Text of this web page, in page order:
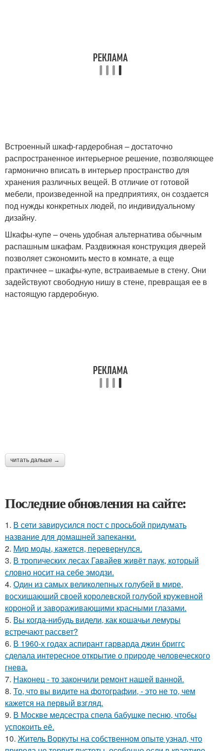
Встроенный шкаф-гардеробная – достаточно
распространенное интерьерное решение, позволяющее
гармонично вписать в интерьер пространство для
хранения различных вещей. В отличие от готовой
мебели, произведенной на предприятиях, он создается
под нужды конкретных людей, по индивидуальному
дизайну.
Шкафы-купе – очень удобная альтернатива обычным
распашным шкафам. Раздвижная конструкция дверей
позволяет сэкономить место в комнате, а еще
практичнее – шкафы-купе, встраиваемые в стену. Они
задействуют свободную нишу в стене, превращая ее в
настоящую гардеробную.
читать дальше →
Последние обновления на сайте:
1. В сети завирусился пост с просьбой придумать
название для домашней запеканки.
2. Мир моды, кажется, перевернулся.
3. В тропических лесах Гавайев живёт паук, который
словно носит на себе эмодзи.
4. Один из самых великолепных голубей в мире,
восхищающий своей королевской голубой кружевной
короной и завораживающими красными глазами.
5. Вы когда-нибудь видели, как кошачьи лемуры
встречают рассвет?
6. В 1960-х годах аспирант гарварда джин бриггс
сделала интересное открытие о природе человеческого
гнева.
7. Наконец - то закончили ремонт нашей ванной.
8. То, что вы видите на фотографии, - это не то, чем
кажется на первый взгляд.
9. В Москве медсестра спела бабушке песню, чтобы
успокоить её.
10. Житель Воркуты на собственном опыте узнал, что